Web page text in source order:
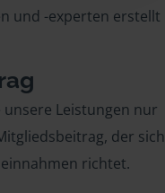
und -experten erstellt
unsere Leistungen nur
der sich
richtet.